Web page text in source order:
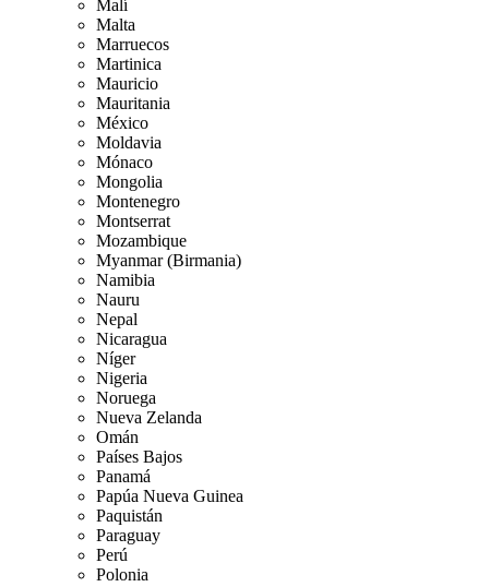
Malí
Malta
Marruecos
Martinica
Mauricio
Mauritania
México
Moldavia
Mónaco
Mongolia
Montenegro
Montserrat
Mozambique
Myanmar (Birmania)
Namibia
Nauru
Nepal
Nicaragua
Níger
Nigeria
Noruega
Nueva Zelanda
Omán
Países Bajos
Panamá
Papúa Nueva Guinea
Paquistán
Paraguay
Perú
Polonia